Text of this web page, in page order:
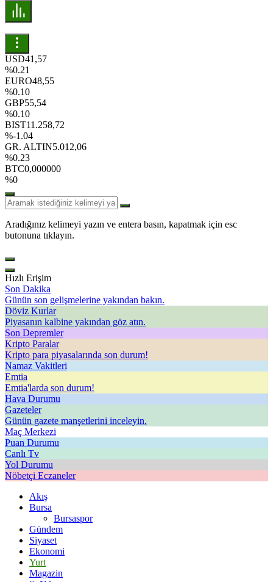
USD41,57
%0.21
EURO48,55
%0.10
GBP55,54
%0.10
BIST11.258,72
%-1.04
GR. ALTIN5.012,06
%0.23
BTC0,000000
%0
Aradığınız kelimeyi yazın ve entera basın, kapatmak için esc
butonuna tıklayın.
Hızlı Erişim
Son Dakika
Günün son gelişmelerine yakından bakın.
Döviz Kurlar
Piyasanın kalbine yakından göz atın.
Son Depremler
Kripto Paralar
Kripto para piyasalarında son durum!
Namaz Vakitleri
Emtia
Emtia'larda son durum!
Hava Durumu
Gazeteler
Günün gazete manşetlerini inceleyin.
Maç Merkezi
Puan Durumu
Canlı Tv
Yol Durumu
Nöbetçi Eczaneler
Akış
Bursa
Bursaspor
Gündem
Siyaset
Ekonomi
Yurt
Magazin